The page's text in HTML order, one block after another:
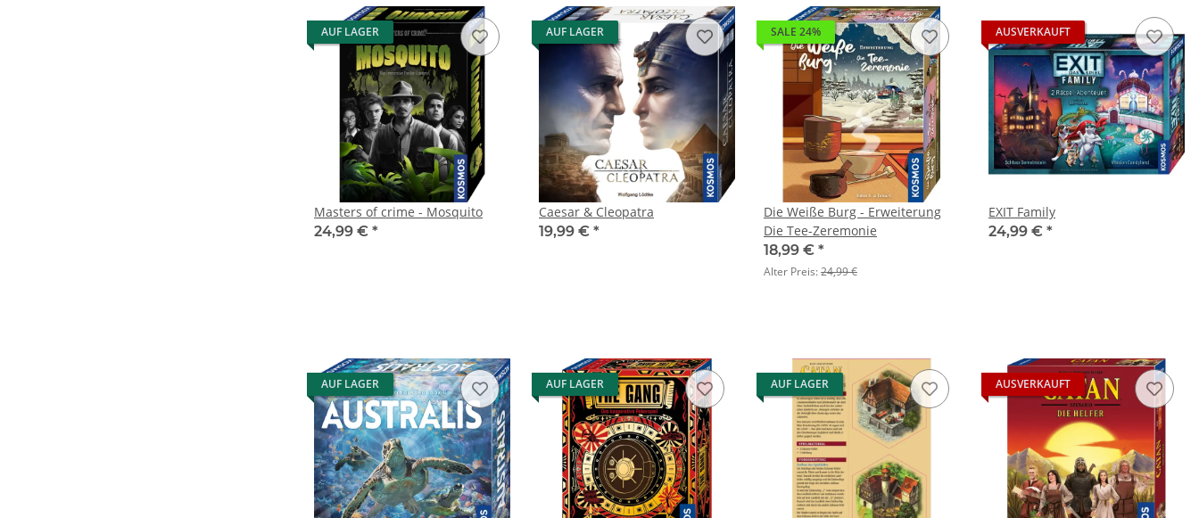
AUF LAGER
Masters of crime - Mosquito
24,99 € *
AUF LAGER
Caesar & Cleopatra
19,99 € *
SALE 24%
Die Weiße Burg - Erweiterung
Die Tee-Zeremonie
18,99 € *
Alter Preis:24,99 €
AUSVERKAUFT
EXIT Family
24,99 € *
AUF LAGER AUF LAGER AUF LAGER AUSVERKAUFT